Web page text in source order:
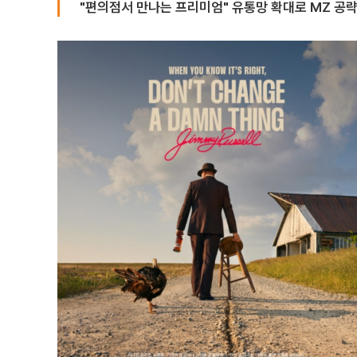
"편의점서 만나는 프리미엄" 유통망 확대로 MZ 공